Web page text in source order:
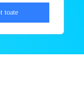
toate